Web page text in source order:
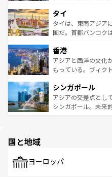
リティに包まれなが
覧を参照してほしい
急速な発展と共に伝
ーチミン市のフラン
醸し出している。ま
とつ。フォーやバイ
ひ現地で味わいたい
が旅行者を迎えてく
参照してほしい。
タイ
タイは、東南アジア
国だ。首都バンコク
の活気が交差してい
帯で自然と触れ合い
いビーチでリゾート
激する。気候は一年
が待っている。親し
た文化、そして多様
香港
アジアと西洋の文化
もっている。ヴィク
み、どこを訪れても
ており、効率よく見
うな絶景から文化的
シンガポール
アジアの交差点とし
シンガポール。未来
で、ホーカーズは地
国と地域
ヨーロッパ